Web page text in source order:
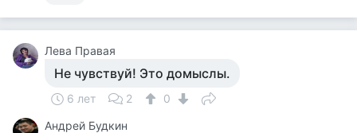
Лева Правая
Не чувствуй! Это домыслы.
6 лет 2
0
Андрей Будкин